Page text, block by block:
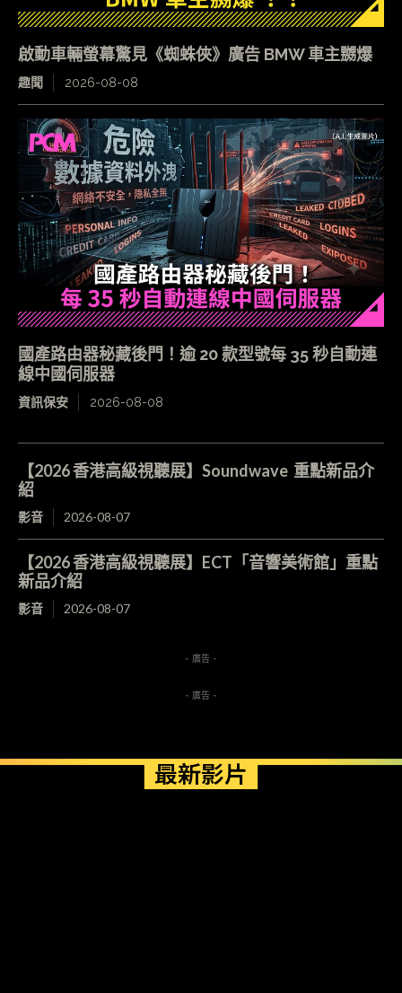
啟動車輛螢幕驚見《蜘蛛俠》廣告 BMW 車主嬲爆
趣聞 2026-08-08
國產路由器秘藏後門！逾 20 款型號每 35 秒自動連
線中國伺服器
資訊保安 2026-08-08
【2026 香港高級視聽展】Soundwave 重點新品介
紹
影音 2026-08-07
【2026 香港高級視聽展】ECT「音響美術館」重點
新品介紹
影音 2026-08-07
- 廣告 -
- 廣告 -
最新影片